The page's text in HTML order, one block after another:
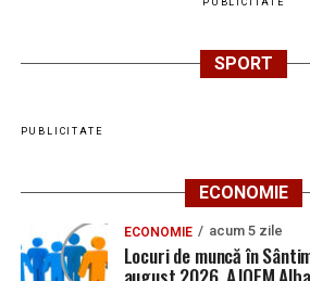
PUBLICITATE
SPORT
PUBLICITATE
ECONOMIE
ECONOMIE acum 5 zile
Locuri de muncă în